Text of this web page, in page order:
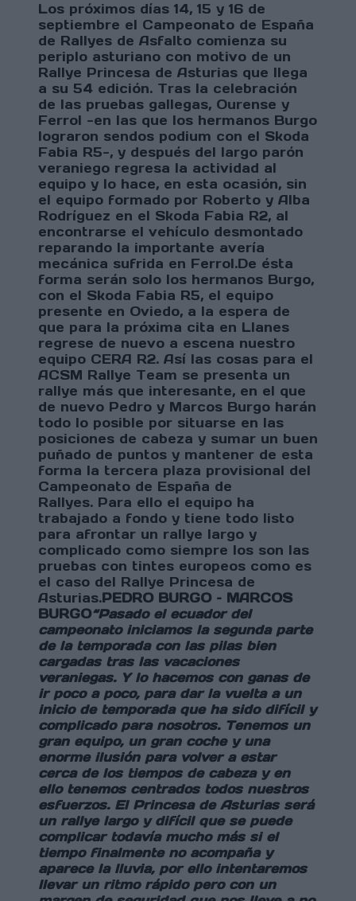
Los próximos días 14, 15 y 16 de
septiembre el Campeonato de España
de Rallyes de Asfalto comienza su
periplo asturiano con motivo de un
Rallye Princesa de Asturias que llega
a su 54 edición. Tras la celebración
de las pruebas gallegas, Ourense y
Ferrol -en las que los hermanos Burgo
lograron sendos podium con el Skoda
Fabia R5-, y después del largo parón
veraniego regresa la actividad al
equipo y lo hace, en esta ocasión, sin
el equipo formado por Roberto y Alba
Rodríguez en el Skoda Fabia R2, al
encontrarse el vehículo desmontado
reparando la importante avería
mecánica sufrida en Ferrol.De ésta
forma serán solo los hermanos Burgo,
con el Skoda Fabia R5, el equipo
presente en Oviedo, a la espera de
que para la próxima cita en Llanes
regrese de nuevo a escena nuestro
equipo CERA R2. Así las cosas para el
ACSM Rallye Team se presenta un
rallye más que interesante, en el que
de nuevo Pedro y Marcos Burgo harán
todo lo posible por situarse en las
posiciones de cabeza y sumar un buen
puñado de puntos y mantener de esta
forma la tercera plaza provisional del
Campeonato de España de
Rallyes. Para ello el equipo ha
trabajado a fondo y tiene todo listo
para afrontar un rallye largo y
complicado como siempre los son las
pruebas con tintes europeos como es
el caso del Rallye Princesa de
Asturias.PEDRO BURGO – MARCOS
BURGO“Pasado el ecuador del
campeonato iniciamos la segunda parte
de la temporada con las pilas bien
cargadas tras las vacaciones
veraniegas. Y lo hacemos con ganas de
ir poco a poco, para dar la vuelta a un
inicio de temporada que ha sido difícil y
complicado para nosotros. Tenemos un
gran equipo, un gran coche y una
enorme ilusión para volver a estar
cerca de los tiempos de cabeza y en
ello tenemos centrados todos nuestros
esfuerzos. El Princesa de Asturias será
un rallye largo y difícil que se puede
complicar todavía mucho más si el
tiempo finalmente no acompaña y
aparece la lluvia, por ello intentaremos
llevar un ritmo rápido pero con un